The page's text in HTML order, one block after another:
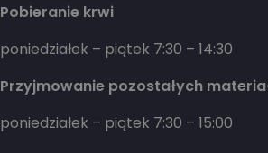
Pobieranie krwi
poniedziałek – piątek 7:30 – 14:30
Przyjmowanie pozostałych
poniedziałek – piątek 7:30 – 15:00